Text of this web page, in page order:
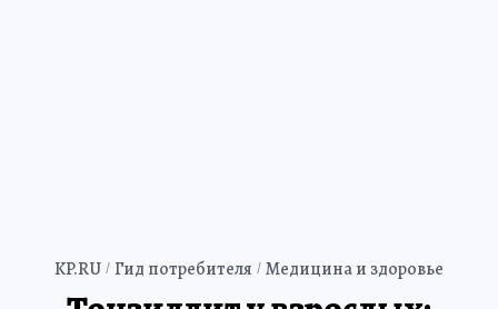
KP.RU Гид потребителя Медицина и здоровье